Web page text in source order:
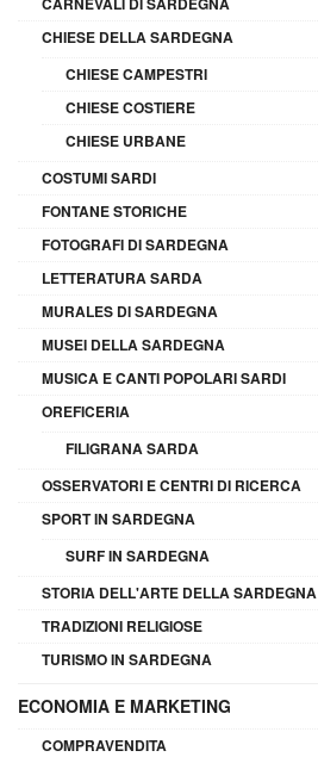
CHIESE DELLA SARDEGNA
CHIESE CAMPESTRI
CHIESE COSTIERE
CHIESE URBANE
COSTUMI SARDI
FONTANE STORICHE
FOTOGRAFI DI SARDEGNA
LETTERATURA SARDA
MURALES DI SARDEGNA
MUSEI DELLA SARDEGNA
MUSICA E CANTI POPOLARI SARDI
OREFICERIA
FILIGRANA SARDA
OSSERVATORI E CENTRI DI RICERCA
SPORT IN SARDEGNA
SURF IN SARDEGNA
STORIA DELL'ARTE DELLA SARDEGNA
TRADIZIONI RELIGIOSE
TURISMO IN SARDEGNA
ECONOMIA E MARKETING
COMPRAVENDITA